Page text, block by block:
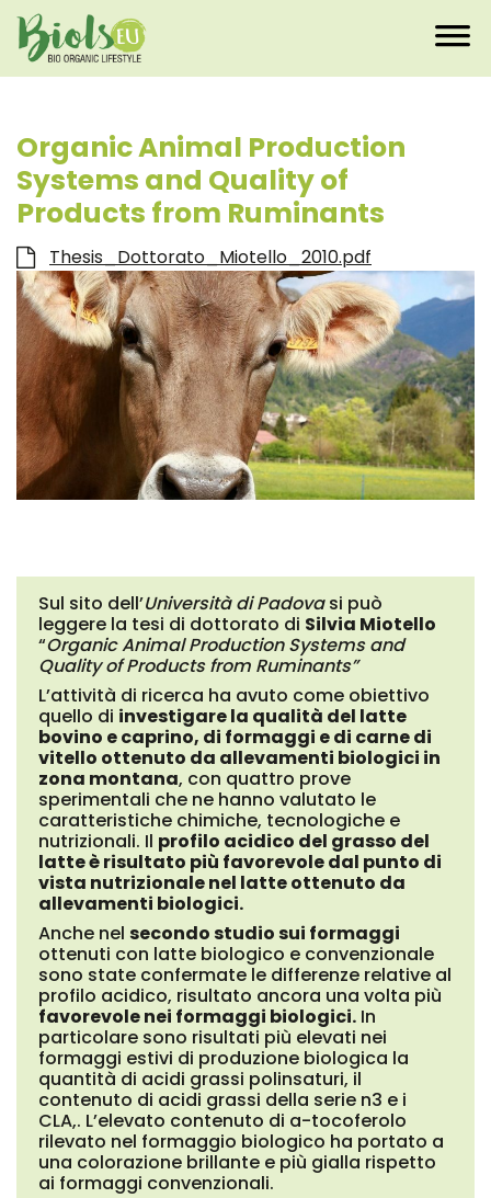
Organic Animal Production
Systems and Quality of
Products from Ruminants
Thesis_Dottorato_Miotello_2010.pdf
Sul sito dell’Università di Padovasi può
leggere la tesi di dottorato di Silvia Miotello
“Organic Animal Production Systems and
Quality of Products from Ruminants”
L’attività di ricerca ha avuto come obiettivo
quello di investigare la qualità del latte
bovino e caprino, di formaggi e di carne di
vitello ottenuto da allevamenti biologici in
zona montana, con quattro prove
sperimentali che ne hanno valutato le
caratteristiche chimiche, tecnologiche e
nutrizionali. Il profilo acidico del grasso del
latte è risultato più favorevole dal punto di
vista nutrizionale nel latte ottenuto da
allevamenti biologici.
Anche nel secondo studio sui formaggi
ottenuti con latte biologico e convenzionale
sono state confermate le differenze relative al
profilo acidico, risultato ancora una volta più
favorevole nei formaggi biologici. In
particolare sono risultati più elevati nei
formaggi estivi di produzione biologica la
quantità di acidi grassi polinsaturi, il
contenuto di acidi grassi della serie n3 e i
CLA,. L’elevato contenuto di a-tocoferolo
rilevato nel formaggio biologico ha portato a
una colorazione brillante e più gialla rispetto
ai formaggi convenzionali.